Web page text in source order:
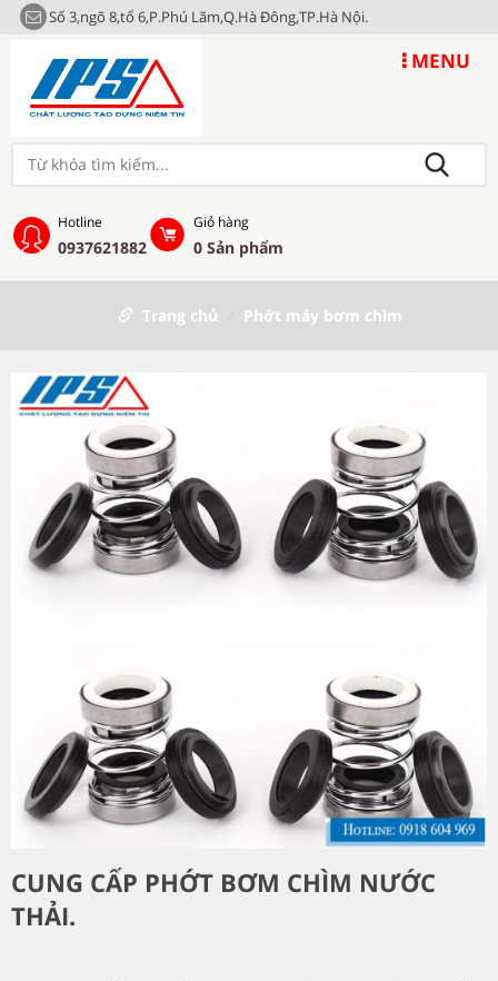
Số 3,ngõ 8,tổ 6,P.Phú Lãm,Q.Hà Đông,TP.Hà Nội.
MENU
Hotline
0937621882
Giỏ hàng
0 Sản phẩm
Trang chủ Phớt máy bơm chìm
CUNG CẤP PHỚT BƠM CHÌM NƯỚC
THẢI.